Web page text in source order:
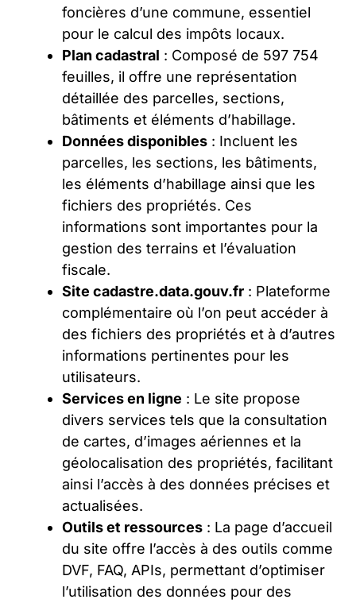
foncières d’une commune, essentiel
pour le calcul des impôts locaux.
Plan cadastral : Composé de 597 754
feuilles, il offre une représentation
détaillée des parcelles, sections,
bâtiments et éléments d’habillage.
Données disponibles : Incluent les
parcelles, les sections, les bâtiments,
les éléments d’habillage ainsi que les
fichiers des propriétés. Ces
informations sont importantes pour la
gestion des terrains et l’évaluation
fiscale.
Site cadastre.data.gouv.fr : Plateforme
complémentaire où l’on peut accéder à
des fichiers des propriétés et à d’autres
informations pertinentes pour les
utilisateurs.
Services en ligne : Le site propose
divers services tels que la consultation
de cartes, d’images aériennes et la
géolocalisation des propriétés, facilitant
ainsi l’accès à des données précises et
actualisées.
Outils et ressources : La page d’accueil
du site offre l’accès à des outils comme
DVF, FAQ, APIs, permettant d’optimiser
l’utilisation des données pour des